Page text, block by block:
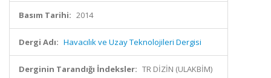
Basım Tarihi: 2014
Dergi Adı: Havacılık ve Uzay Teknolojileri Dergisi
Derginin Tarandığı İndeksler: TR DİZİN (ULAKBİM)